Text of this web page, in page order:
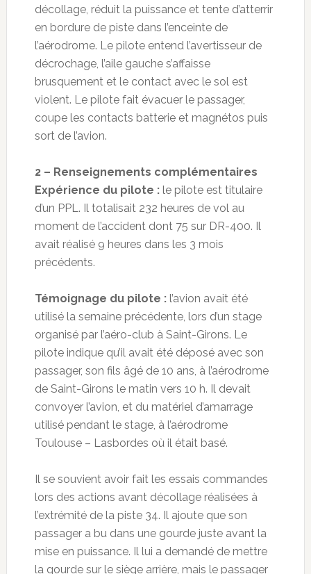
décollage, réduit la puissance et tente d’atterrir
en bordure de piste dans l’enceinte de
l’aérodrome. Le pilote entend l’avertisseur de
décrochage, l’aile gauche s’affaisse
brusquement et le contact avec le sol est
violent. Le pilote fait évacuer le passager,
coupe les contacts batterie et magnétos puis
sort de l’avion.
2 – Renseignements complémentaires
Expérience du pilote :le pilote est titulaire
d’un PPL. Il totalisait 232 heures de vol au
moment de l’accident dont 75 sur DR-400. Il
avait réalisé 9 heures dans les 3 mois
précédents.
Témoignage du pilote :l’avion avait été
utilisé la semaine précédente, lors d’un stage
organisé par l’aéro-club à Saint-Girons. Le
pilote indique qu’il avait été déposé avec son
passager, son fils âgé de 10 ans, à l’aérodrome
de Saint-Girons le matin vers 10 h. Il devait
convoyer l’avion, et du matériel d’amarrage
utilisé pendant le stage, à l’aérodrome
Toulouse – Lasbordes où il était basé.
Il se souvient avoir fait les essais commandes
lors des actions avant décollage réalisées à
l’extrémité de la piste 34. Il ajoute que son
passager a bu dans une gourde juste avant la
mise en puissance. Il lui a demandé de mettre
la gourde sur le siège arrière, mais le passager